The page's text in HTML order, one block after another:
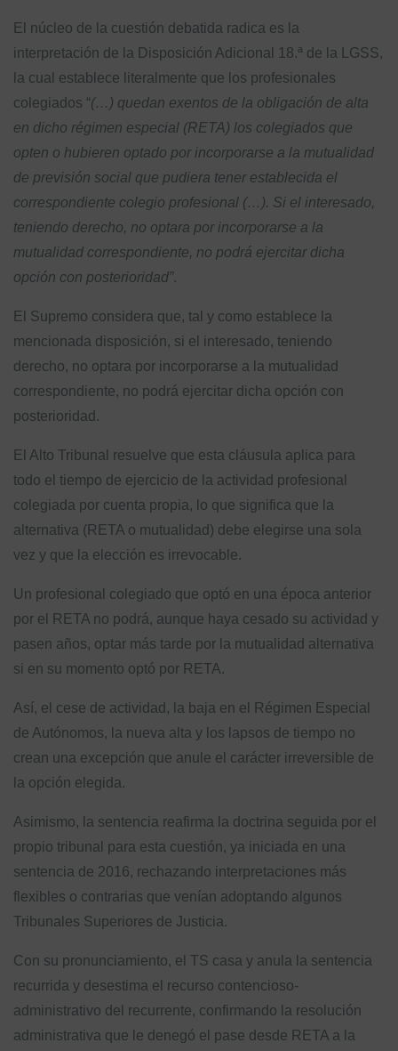
El núcleo de la cuestión debatida radica es la
interpretación de la Disposición Adicional 18.ª de la LGSS,
la cual establece literalmente que los profesionales
colegiados “(…) quedan exentos de la obligación de alta
en dicho régimen especial (RETA) los colegiados que
opten o hubieren optado por incorporarse a la mutualidad
de previsión social que pudiera tener establecida el
correspondiente colegio profesional (…). Si el interesado,
teniendo derecho, no optara por incorporarse a la
mutualidad correspondiente, no podrá ejercitar dicha
opción con posterioridad”.
El Supremo considera que, tal y como establece la
mencionada disposición, si el interesado, teniendo
derecho, no optara por incorporarse a la mutualidad
correspondiente, no podrá ejercitar dicha opción con
posterioridad.
El Alto Tribunal resuelve que esta cláusula aplica para
todo el tiempo de ejercicio de la actividad profesional
colegiada por cuenta propia, lo que significa que la
alternativa (RETA o mutualidad) debe elegirse una sola
vez y que la elección es irrevocable.
Un profesional colegiado que optó en una época anterior
por el RETA no podrá, aunque haya cesado su actividad y
pasen años, optar más tarde por la mutualidad alternativa
si en su momento optó por RETA.
Así, el cese de actividad, la baja en el Régimen Especial
de Autónomos, la nueva alta y los lapsos de tiempo no
crean una excepción que anule el carácter irreversible de
la opción elegida.
Asimismo, la sentencia reafirma la doctrina seguida por el
propio tribunal para esta cuestión, ya iniciada en una
sentencia de 2016, rechazando interpretaciones más
flexibles o contrarias que venían adoptando algunos
Tribunales Superiores de Justicia.
Con su pronunciamiento, el TS casa y anula la sentencia
recurrida y desestima el recurso contencioso-
administrativo del recurrente, confirmando la resolución
administrativa que le denegó el pase desde RETA a la